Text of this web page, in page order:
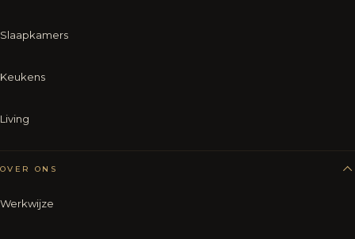
Slaapkamers
Keukens
Living
OVER ONS
Werkwijze